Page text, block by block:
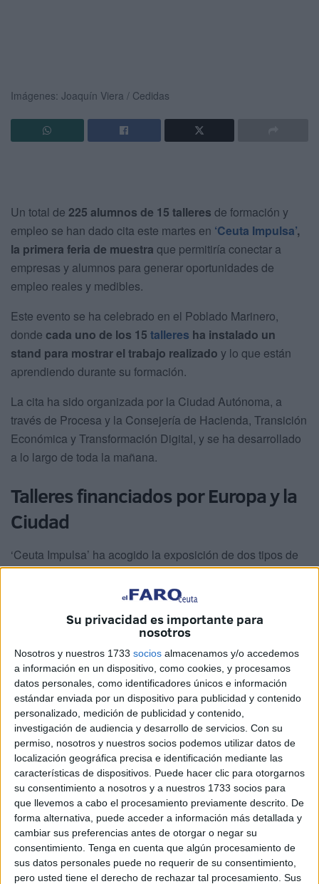
Su privacidad es importante para
nosotros
Nosotros y nuestros 1733 socios almacenamos y/o accedemos
a información en un dispositivo, como cookies, y procesamos
datos personales, como identificadores únicos e información
estándar enviada por un dispositivo para publicidad y contenido
personalizado, medición de publicidad y contenido,
investigación de audiencia y desarrollo de servicios. Con su
permiso, nosotros y nuestros socios podemos utilizar datos de
localización geográfica precisa e identificación mediante las
características de dispositivos. Puede hacer clic para otorgarnos
su consentimiento a nosotros y a nuestros 1733 socios para
que llevemos a cabo el procesamiento previamente descrito. De
forma alternativa, puede acceder a información más detallada y
cambiar sus preferencias antes de otorgar o negar su
consentimiento. Tenga en cuenta que algún procesamiento de
sus datos personales puede no requerir de su consentimiento,
pero usted tiene el derecho de rechazar tal procesamiento. Sus
Imágenes: Joaquín Viera / Cedidas
Un total de 225 alumnos de 15 talleres de formación y
empleo se han dado cita este martes en ‘Ceuta Impulsa’,
la primera feria de muestra que permitiría conectar a
empresas y alumnos para generar oportunidades de
empleo reales y medibles.
Este evento se ha celebrado en el Poblado Marinero,
donde cada uno de los 15 talleres ha instalado un
stand para mostrar el trabajo realizado y lo que están
aprendiendo durante su formación.
La cita ha sido organizada por la Ciudad Autónoma, a
través de Procesa y la Consejería de Hacienda, Transición
Económica y Transformación Digital, y se ha desarrollado
a lo largo de toda la mañana.
Talleres financiados por Europa y la
Ciudad
‘Ceuta Impulsa’ ha acogido la exposición de dos tipos de
programas diferenciados. Uno de ellos son losTalleres
Mixtos de Formación y Empleo, que agrupan nueve
Europeo Plus (FSE+ 21-27) y en un 15% por la Ciudad
Autónoma de Ceuta.
Por otro lado, están losTalleres Trabajando para ti, que
están financiados íntegramente por la Ciudad Autónoma y
representan una apuesta directa de las instituciones
locales por la inserción laboral de sus ciudadanos.
Esta doble vía de financiación refleja el compromiso tanto
de la Unión Europea como de la administración local con
las políticas públicas de inclusión y empleo. Invertir en
formación no es un gasto: es la política pública más
rentable que existe.